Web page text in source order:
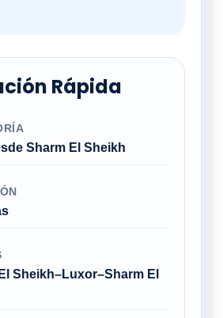
Rápida
Sharm El Sheikh
Sheikh–Luxor–Sharm El